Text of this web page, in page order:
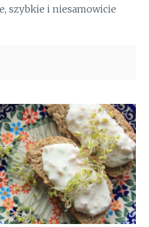
szybkie i niesamowicie